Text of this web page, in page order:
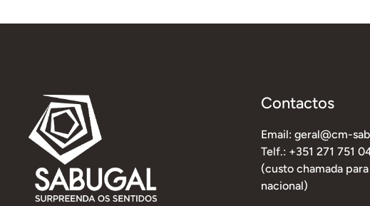
Contactos
Email: geral@cm-
Telf.: +351 271 751
(custo chamada
nacional)